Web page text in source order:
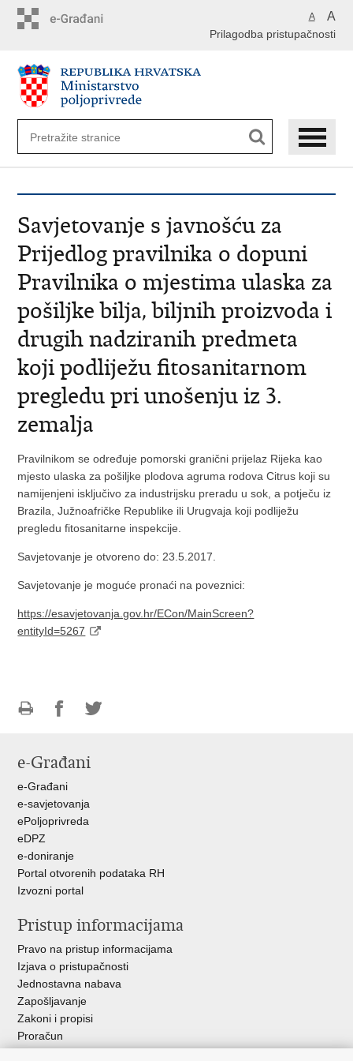
A A
Prilagodba pristupačnosti
Savjetovanje s javnošću za
Prijedlog pravilnika o dopuni
Pravilnika o mjestima ulaska za
pošiljke bilja, biljnih proizvoda i
drugih nadziranih predmeta
koji podliježu fitosanitarnom
pregledu pri unošenju iz 3.
zemalja
Pravilnikom se određuje pomorski granični prijelaz Rijeka kao
mjesto ulaska za pošiljke plodova agruma rodova Citrus koji su
namijenjeni isključivo za industrijsku preradu u sok, a potječu iz
Brazila, Južnoafričke Republike ili Urugvaja koji podliježu
pregledu fitosanitarne inspekcije.
Savjetovanje je otvoreno do: 23.5.2017.
Savjetovanje je moguće pronaći na poveznici:
https://esavjetovanja.gov.hr/ECon/MainScreen?
entityId=5267
FacebookuTwitteru
e-Građani
e-Građani
e-savjetovanja
ePoljoprivreda
eDPZ
e-doniranje
Portal otvorenih podataka RH
Izvozni portal
Pristup informacijama
Pravo na pristup informacijama
Izjava o pristupačnosti
Jednostavna nabava
Zapošljavanje
Zakoni i propisi
Proračun